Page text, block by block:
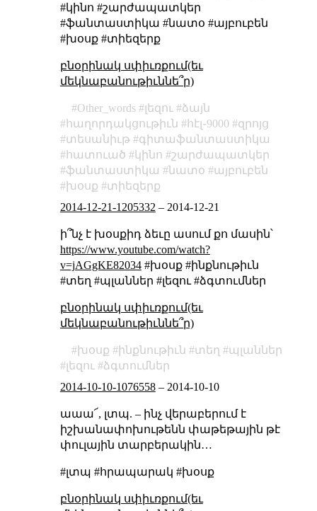
#կինո #շարժապատկեր
#ֆանտաստիկա #նատօ #այբուբեն
#խօսք #տիեզերք
բնօրինակ սփիւռքում(եւ
մեկնաբանութիւննե՞ր)
Other_words լեզու
ձայն
հաղորդակցութիւն
հէլ֊9000
զրոյց
տեսանիւթ
գիտաֆանտաստիկա
հատուած
կինո
շարժապատկեր
ֆանտաստիկա
նատօ
այբուբեն
խօսք
տիեզերք
2014-12-21-1205332 – 2014-12-21
ի՞նչ է խօսքիդ ձեւը ասում քո մասին՝
https://www.youtube.com/watch?
v=jAGgKE82034#խօսք #ինքնութիւն
#տեղ #պլաններ #լեզու #ձգտումներ
բնօրինակ սփիւռքում(եւ
մեկնաբանութիւննե՞ր)
խօսք ինքնութիւն տեղ
պլաններ
լեզու
ձգտումներ
2014-10-10-1076558– 2014-10-10
աաա՜, լտպ. – ինչ վերաբերում է
իշխանափոխութենն փաթեթային թէ
փուլային տարբերակին…
#լտպ #հրապարակ #խօսք
բնօրինակ սփիւռքում(եւ